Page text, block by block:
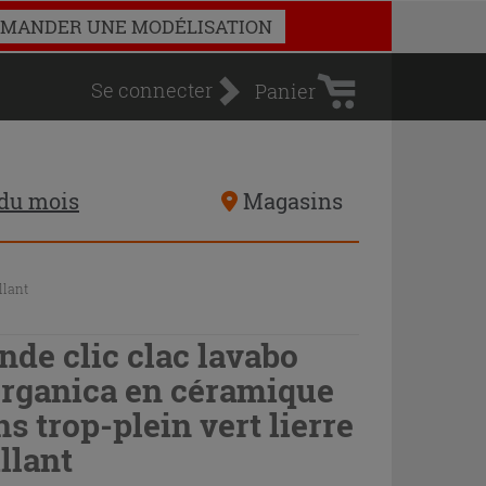
UNE MODÉLISATION
Se connecter
Panier
d'achat
Panier
mois Magasins
clic clac lavabo
en céramique
trop-plein vert lierre